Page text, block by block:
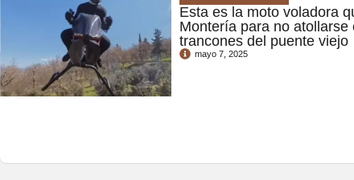
Esta es la moto voladora
Montería para no
trancones del puente viejo
mayo 7, 2025